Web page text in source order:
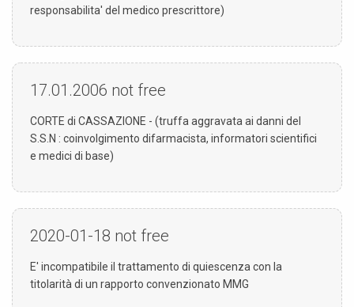
responsabilita' del medico prescrittore)
17.01.2006 not free
CORTE di CASSAZIONE - (truffa aggravata ai danni del
S.S.N : coinvolgimento difarmacista, informatori scientifici
e medici di base)
2020-01-18 not free
E' incompatibile il trattamento di quiescenza con la
titolarità di un rapporto convenzionato MMG